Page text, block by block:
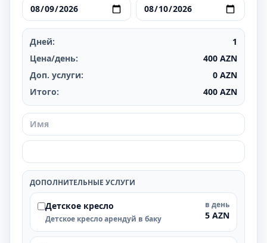
Дней:
1
Цена/день:
400 AZN
Доп. услуги:
0 AZN
Итого:
400 AZN
ДОПОЛНИТЕЛЬНЫЕ УСЛУГИ
Детское кресло
Детское кресло арендуй в баку
в день
5 AZN